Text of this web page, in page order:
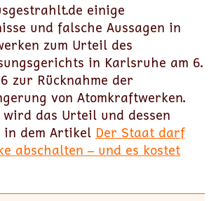
einige
und falsche Aussagen in
zum Urteil des
in Karlsruhe am 6.
zur Rücknahme der
von Atomkraftwerken.
das Urteil und dessen
in dem Artikel Der Staat darf
abschalten – und es kostet